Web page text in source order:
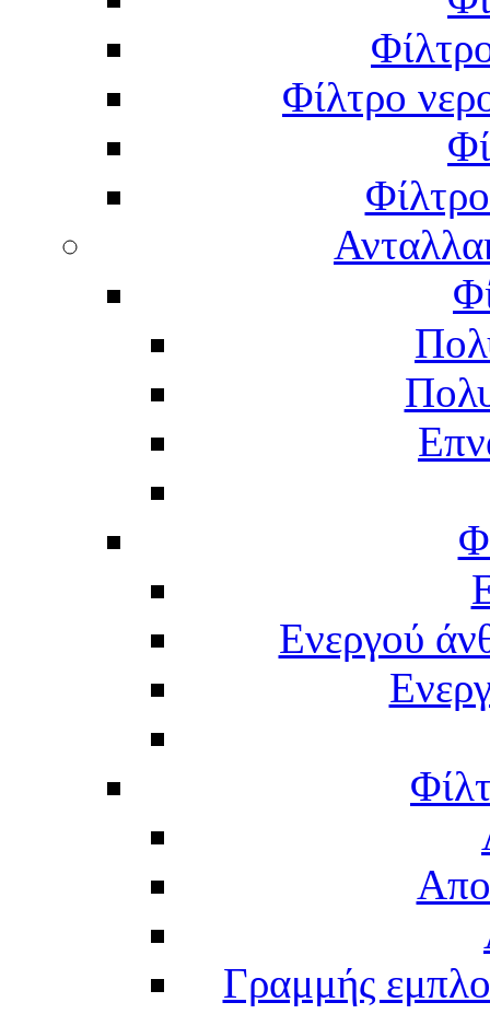
Φίλτρο
Ενεργού
Γραμμής